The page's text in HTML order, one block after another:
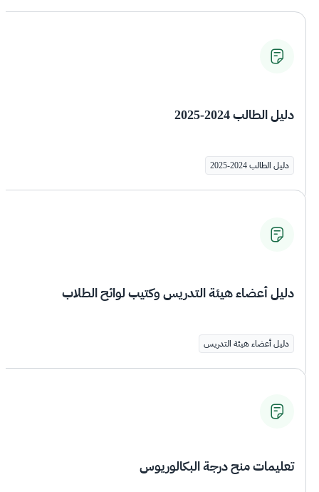
دليل الطالب 2024-2025
دليل الطالب 2024-2025
دليل أعضاء هيئة التدريس وكتيب لوائح الطلاب
دليل أعضاء هيئة التدريس
تعليمات منح درجة البكالوريوس